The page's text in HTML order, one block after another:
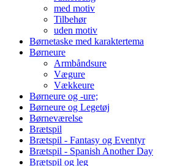
med motiv
Tilbehør
uden motiv
Børnetaske med karaktertema
Børneure
Armbåndsure
Vægure
Vækkeure
Børneure og -ure;
Børneure og Legetøj
Børneværelse
Brætspil
Brætspil - Fantasy og Eventyr
Brætspil - Spanish Another Day
Brætspil og leg